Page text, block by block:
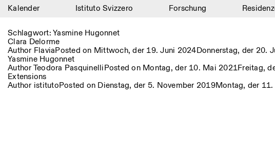
Kalender Istituto Svizzero Forschung
Kalender
Istituto Svizzero
Forschung
Schlagwort: Yasmine Hugonnet
Clara Delorme
Author FlaviaPosted on Mittwoch, der 19. Juni 2024Donnerstag, der 20.
Yasmine Hugonnet
Author Teodora PasquinelliPosted on Montag, der 10. Mai 2021Freitag,
Extensions
Author istitutoPosted on Dienstag, der 5. November 2019Montag, der